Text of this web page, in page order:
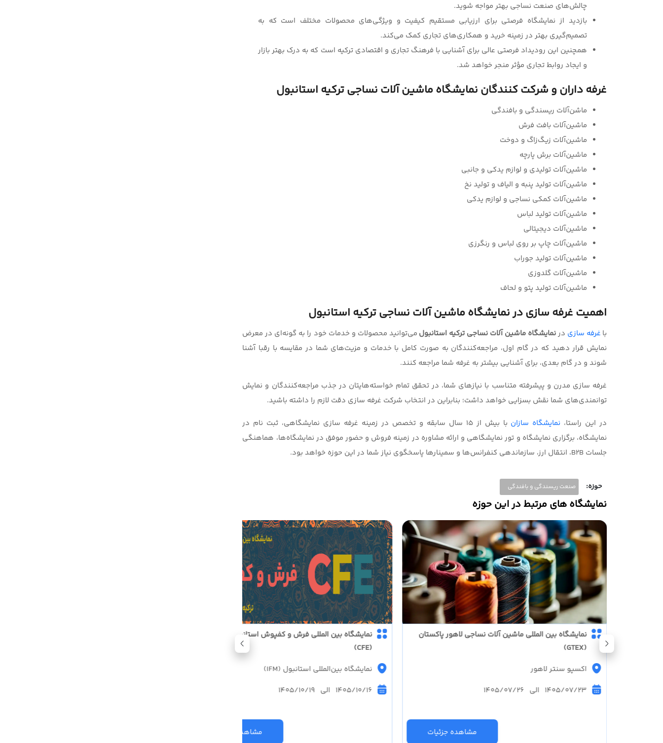
چالش‌های صنعت نساجی بهتر مواجه شوید.
بازدید از نمایشگاه فرصتی برای ارزیابی مستقیم کیفیت و ویژگی‌های محصولات مختلف است که به
تصمیم‌گیری بهتر در زمینه خرید و همکاری‌های تجاری کمک می‌کند.
همچنین این رودیداد فرصتی عالی برای آشنایی با فرهنگ تجاری و اقتصادی ترکیه است که به درک بهتر بازار
و ایجاد روابط تجاری مؤثر منجر خواهد شد.
غرفه داران و شرکت کنندگان نمایشگاه ماشین آلات نساجی ترکیه استانبول
ماشن‌آلات ریسندگی و بافندگی
ماشین‌آلات بافت فرش
ماشین‌آلات زیگ‌زاگ و دوخت
ماشین‌آلات برش پارچه
ماشین‌آلات تولیدی و لوازم یدکی و جانبی
ماشین‌آلات تولید پنبه و الیاف و تولید نخ
ماشین‌آلات کمکی نساجی و لوازم یدکی
ماشین‌آلات تولید لباس
ماشین‌آلات دیجیتالی
ماشین‌آلات چاپ بر روی لباس و رنگرزی
ماشین‌آلات تولید جوراب
ماشین‌آلات گلدوزی
ماشین‌آلات تولید پتو و لحاف
اهمیت غرفه سازیدر نمایشگاه ماشین آلات نساجی ترکیه استانبول
با غرفه سازی درنمایشگاه ماشین آلات نساجی ترکیه استانبول می‌توانید محصولات و خدمات خود را به گونه‌ای در معرض
نمایش قرار دهید که در گام اول، مراجعه‌کنندگان به صورت کامل با خدمات و مزیت‌های شما در مقایسه با رقبا آشنا
شوند و در گام بعدی، برای آشنایی بیشتر به غرفه شما مراجعه کنند.
غرفه سازی مدرن و پیشرفته متناسب با نیازهای شما، در تحقق تمام خواسته‌هایتان در جذب مراجعه‌کنندگان و نمایش
توانمندی‌های شما نقش بسزایی خواهد داشت؛ بنابراین در انتخاب شرکت غرفه سازی دقت لازم را داشته باشید.
در این راستا، نمایشگاه سازان
با بیش از 15 سال سابقه و تخصص در زمینه غرفه سازی نمایشگاهی، ثبت نام در
نمایشگاه، برگزاری نمایشگاه و تور نمایشگاهی و ارائه مشاوره در زمینه فروش و حضور موفق در نمایشگاه‌ها، هماهنگی
جلسات B2B، انتقال ارز، سازماندهی کنفرانس‌ها و سمینارها پاسخگوی نیاز شما در این حوزه خواهد بود.
حوزه: صنعت ریسندگی و بافندگی
نمایشگاه های مرتبط در این حوزه
نمایشگاه بین المللی ماشین آلات نساجی لاهور پاکستان
(GTEX)
اکسپو سنتر لاهور
1405/07/23 الی 1405/07/26
مشاهده جزئیات
نمایشگاه بین المللی فرش و کفپوش استانبول ترکیه
(CFE)
نمایشگاه بین‌المللی استانبول (IFM)
1405/10/16 الی 1405/10/19
مشاهده جزئیات